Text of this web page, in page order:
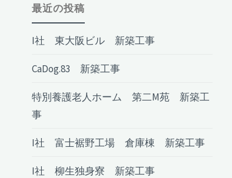
最近の投稿
I社 東大阪ビル 新築工事
CaDog.83 新築工事
特別養護老人ホーム 第二M苑 新築工
事
I社 富士裾野工場 倉庫棟 新築工事
I社 柳生独身寮 新築工事